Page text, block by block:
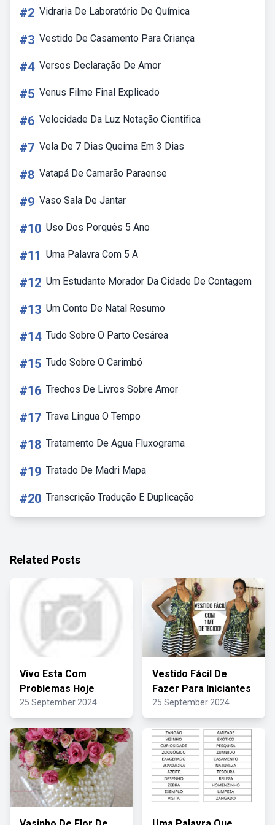
#2 Vidraria De Laboratório De Química
#3 Vestido De Casamento Para Criança
#4 Versos Declaração De Amor
#5 Venus Filme Final Explicado
#6 Velocidade Da Luz Notação Cientifica
#7 Vela De 7 Dias Queima Em 3 Dias
#8 Vatapá De Camarão Paraense
#9 Vaso Sala De Jantar
#10 Uso Dos Porquês 5 Ano
#11 Uma Palavra Com 5 A
#12 Um Estudante Morador Da Cidade De Contagem
#13 Um Conto De Natal Resumo
#14 Tudo Sobre O Parto Cesárea
#15 Tudo Sobre O Carimbó
#16 Trechos De Livros Sobre Amor
#17 Trava Lingua O Tempo
#18 Tratamento De Agua Fluxograma
#19 Tratado De Madri Mapa
#20 Transcrição Tradução E Duplicação
Related Posts
Vivo Esta Com
Problemas Hoje
25 September 2024
Vestido Fácil De
Fazer Para Iniciantes
25 September 2024